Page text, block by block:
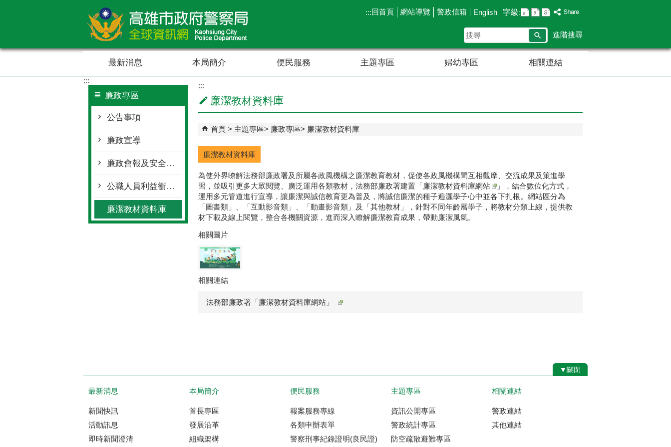
:::回首頁 網站導覽 警政信箱 English 字級:
搜
尋
進階搜尋
最新消息 本局簡介 便民服務 主題專區 婦幼專區 相關連結
:::
廉政專區
公告事項
廉政宣導
廉政會報及安全維護會報
公職人員利益衝突迴避身分揭露專區
廉潔教材資料庫
:::
廉潔教材資料庫
首頁 主題專區 廉政專區 廉潔教材資料庫
廉潔教材資料庫
為使外界暸解法務部廉政署及所屬各政風機構之廉潔教育教材，促使各政風機構間互相觀摩、交流成果及策進學
習，並吸引更多大眾閱覽、廣泛運用各類教材，法務部廉政署建置「廉潔教材資料庫網站
」，結合數位化方式，
運用多元管道進行宣導，讓廉潔與誠信教育更為普及，將誠信廉潔的種子遍灑學子心中並各下扎根。網站區分為
「圖書類」、「互動影音類」、「動畫影音類」及「其他教材」，針對不同年齡層學子，將教材分類上線，提供教
材下載及線上閱覽，整合各機關資源，進而深入瞭解廉潔教育成果，帶動廉潔風氣。
相關圖片
相關連結
法務部廉政署「廉潔教材資料庫網站」
▼關閉
最新消息
新聞快訊
活動訊息
即時新聞澄清
本局簡介
首長專區
發展沿革
組織架構
便民服務
報案服務專線
各類申辦表單
警察刑事紀錄證明(良民證)
主題專區
資訊公開專區
警政統計專區
防空疏散避難專區
相關連結
警政連結
其他連結